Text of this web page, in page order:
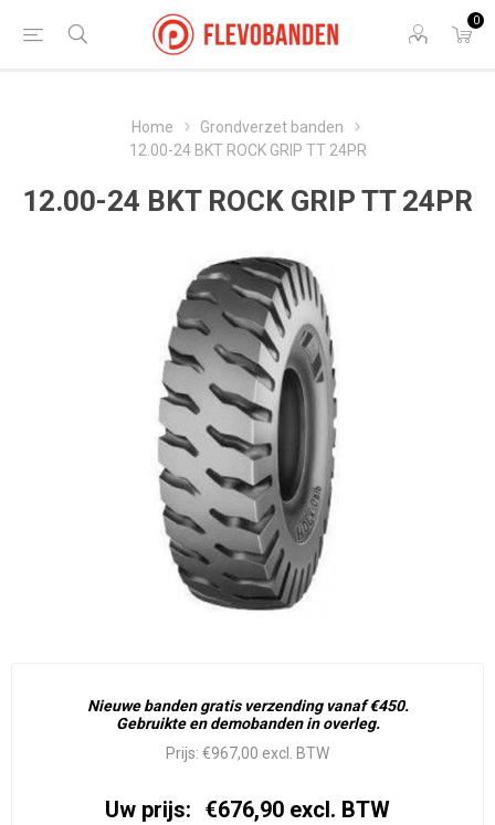
0
Home
Grondverzet banden
12.00-24 BKT ROCK GRIP TT 24PR
12.00-24 BKT ROCK GRIP TT 24PR
Nieuwe banden gratis verzending vanaf €450.
Gebruikte en demobanden in overleg.
Prijs: €967,00 excl. BTW
Uw prijs: €676,90 excl. BTW